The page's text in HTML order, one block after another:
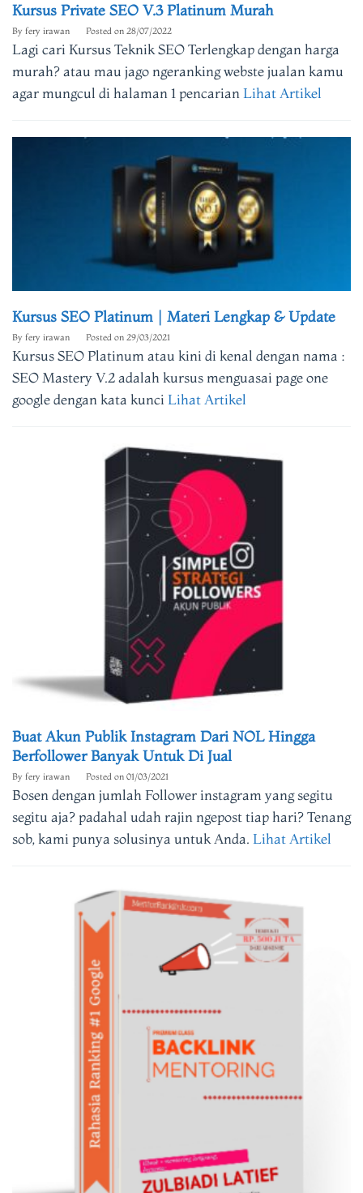
Kursus Private SEO V.3 Platinum Murah
By fery irawan Posted on 28/07/2022
Lagi cari Kursus Teknik SEO Terlengkap dengan harga
murah? atau mau jago ngeranking webste jualan kamu
agar mungcul di halaman 1 pencarian Lihat Artikel
Kursus SEO Platinum | Materi Lengkap & Update
By fery irawan Posted on 29/03/2021
Kursus SEO Platinum atau kini di kenal dengan nama :
SEO Mastery V.2 adalah kursus menguasai page one
google dengan kata kunci Lihat Artikel
Buat Akun Publik Instagram Dari NOL Hingga
Berfollower Banyak Untuk Di Jual
By fery irawan Posted on 01/03/2021
Bosen dengan jumlah Follower instagram yang segitu
segitu aja? padahal udah rajin ngepost tiap hari? Tenang
sob, kami punya solusinya untuk Anda. Lihat Artikel